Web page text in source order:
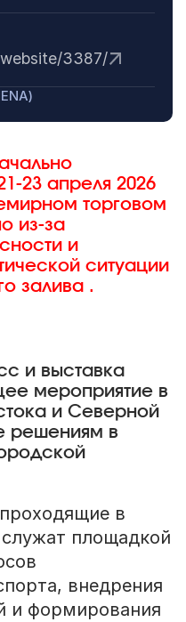
3387/
23 апреля 2026
торговом
из-за
и
ситуации
залива .
и выставка
мероприятие в
и Северной
решениям в
в
площадкой
внедрения
и формирования